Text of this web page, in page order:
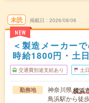
未読
NEW
掲載日 2026/08/06
＜製造メーカー
時給1800円・土
交通費別途支給あり 土
勤務地 神奈川県横浜
鳥浜駅から徒